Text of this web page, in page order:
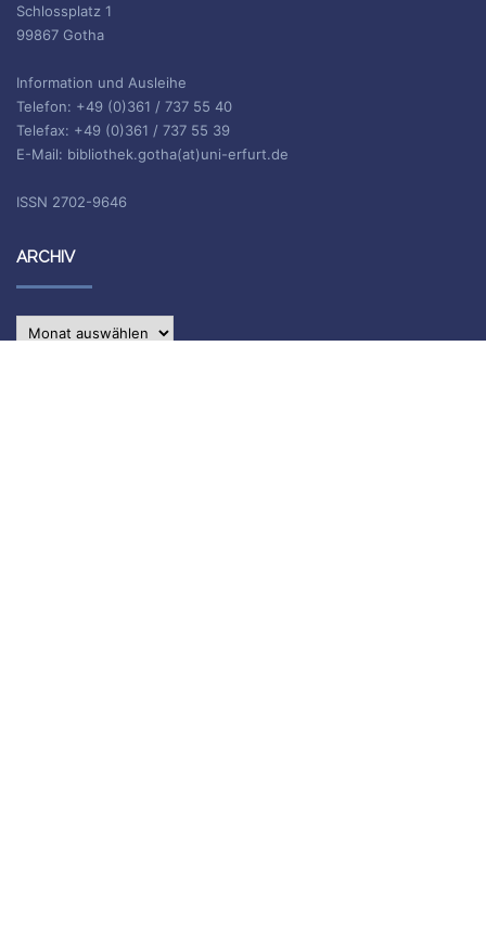
Schlossplatz 1
99867 Gotha
Information und Ausleihe
Telefon: +49 (0)361 / 737 55 40
Telefax: +49 (0)361 / 737 55 39
E-Mail: bibliothek.gotha(at)uni-erfurt.de
ISSN 2702-9646
ARCHIV
Archiv